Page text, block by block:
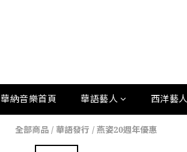
華納音樂首頁 華語藝人 西洋藝人
全部商品 / 華語發行 / 燕姿20週年優惠